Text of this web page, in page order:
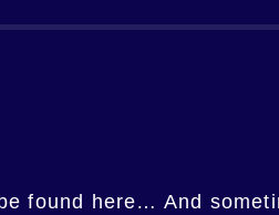
found here… And